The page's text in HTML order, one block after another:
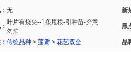
无 新
叶片有烧尖--1条甩根-引种苗-介意
勿拍
黑
传统品种 > 莲瓣 > 花艺双全 品